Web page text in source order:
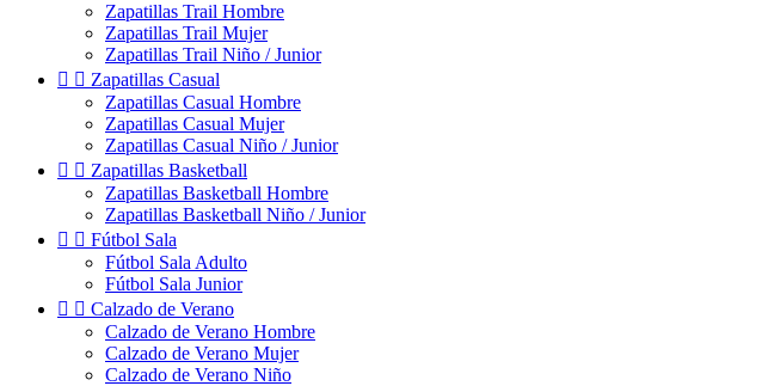
Zapatillas Trail Hombre
Zapatillas Trail Mujer
Zapatillas Trail Niño / Junior
  Zapatillas Casual
Zapatillas Casual Hombre
Zapatillas Casual Mujer
Zapatillas Casual Niño / Junior
  Zapatillas Basketball
Zapatillas Basketball Hombre
Zapatillas Basketball Niño / Junior
  Fútbol Sala
Fútbol Sala Adulto
Fútbol Sala Junior
  Calzado de Verano
Calzado de Verano Hombre
Calzado de Verano Mujer
Calzado de Verano Niño